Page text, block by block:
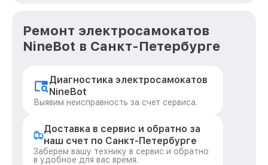
Ремонт электросамокатов
NineBot в Санкт-Петербурге
Диагностика электросамокатов
NineBot
Выявим неисправность за счет сервиса.
Доставка в сервис и обратно за
наш счет по Санкт-Петербурге
Заберем вашу технику в сервис и обратно
в удобное для вас время.